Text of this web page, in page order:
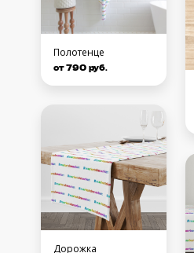
Полотенце
от 790 руб.
Дорожка